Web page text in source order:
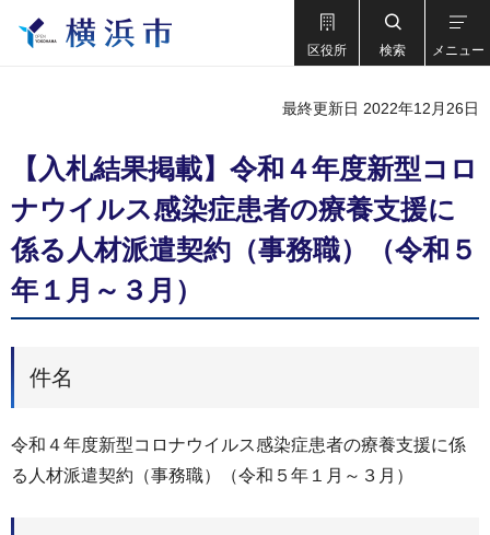
区役所 検索 メニュー
最終更新日 2022年12月26日
【入札結果掲載】令和４年度新型コロ
ナウイルス感染症患者の療養支援に
係る人材派遣契約（事務職）（令和５
年１月～３月）
件名
令和４年度新型コロナウイルス感染症患者の療養支援に係
る人材派遣契約（事務職）（令和５年１月～３月）